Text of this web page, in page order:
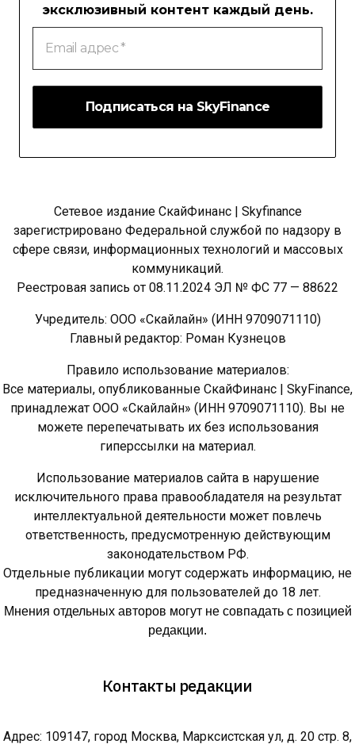
эксклюзивный контент каждый день.
Email
адрес
Сетевое издание СкайФинанс | Skyfinance
зарегистрировано Федеральной службой по надзору в
сфере связи, информационных технологий и массовых
коммуникаций.
Реестровая запись от 08.11.2024 ЭЛ № ФС 77 — 88622
Учредитель: ООО «Скайлайн» (ИНН 9709071110)
Главный редактор: Роман Кузнецов
Правило использование материалов:
Все материалы, опубликованные СкайФинанс | SkyFinance,
принадлежат ООО «Скайлайн» (ИНН 9709071110). Вы не
можете перепечатывать их без использования
гиперссылки на материал.
Использование материалов сайта в нарушение
исключительного права правообладателя на результат
интеллектуальной деятельности может повлечь
ответственность, предусмотренную действующим
законодательством РФ.
Отдельные публикации могут содержать информацию, не
предназначенную для пользователей до 18 лет.
Мнения отдельных авторов могут не совпадать с позицией
редакции.
Контакты редакции
Адрес: 109147, город Москва, Марксистская ул, д. 20 стр. 8,